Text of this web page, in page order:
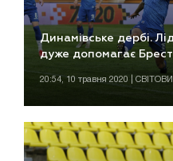
Динамівське дербі.
дуже допомагає
20:54, 10 травня 2020 |